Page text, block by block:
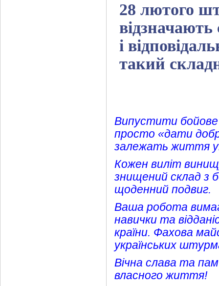
28 лютого
і
такий
Випустити бойове
просто «дати
залежать життя
Кожен виліт
знищений склад з
щоденний подвиг.
Ваша робота
навички та
країни. Фахова
українських
Вічна слава та
власного життя!